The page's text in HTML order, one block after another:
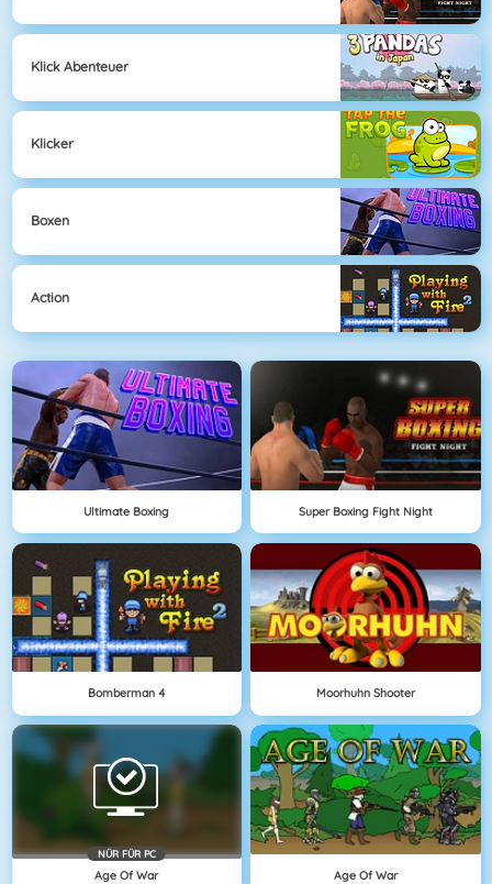
Klick Abenteuer
Klicker
Boxen
Action
Ultimate Boxing Super Boxing Fight Night
Bomberman 4 Moorhuhn Shooter
NÜR FÜR PC
Age Of War Age Of War